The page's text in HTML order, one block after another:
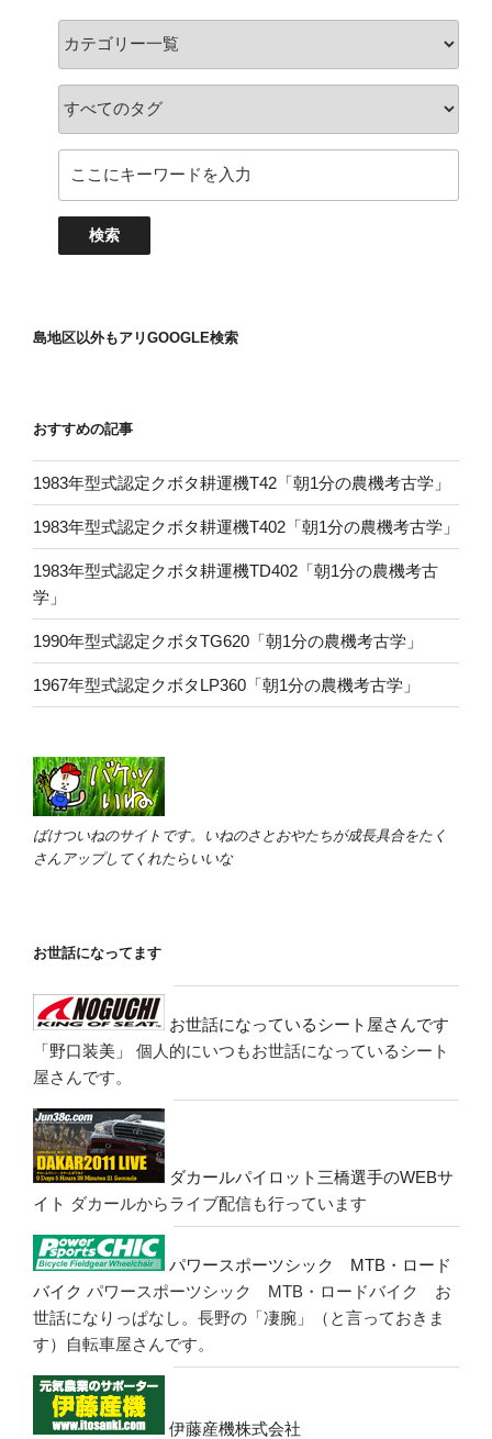
島地区以外もアリGOOGLE検索
おすすめの記事
1983年型式認定クボタ耕運機T42「朝1分の農機考古学」
1983年型式認定クボタ耕運機T402「朝1分の農機考古学」
1983年型式認定クボタ耕運機TD402「朝1分の農機考古
学」
1990年型式認定クボタTG620「朝1分の農機考古学」
1967年型式認定クボタLP360「朝1分の農機考古学」
ばけついねのサイトです。いねのさとおやたちが成長具合をたく
さんアップしてくれたらいいな
お世話になってます
お世話になっているシート屋さんです
「野口装美」
個人的にいつもお世話になっているシート
屋さんです。
ダカールパイロット三橋選手のWEBサ
イト ダカールからライブ配信も行っています
パワースポーツシック MTB・ロード
バイク パワースポーツシック MTB・ロードバイク お
世話になりっぱなし。長野の「凄腕」（と言っておきま
す）自転車屋さんです。
伊藤産機株式会社